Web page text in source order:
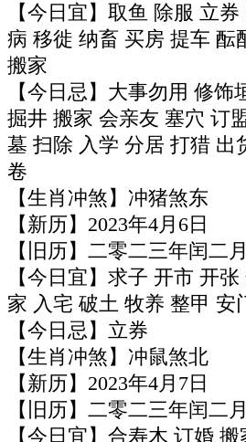
【今日宜】取鱼 除服 立
病 移徙 纳畜 买房 提车 酝
搬家
【今日忌】大事勿用 修饰
掘井 搬家 会亲友 塞穴 订
墓 扫除 入学 分居 打猎 出
卷
【生肖冲煞】冲猪煞东
【新历】2023年4月6日
【旧历】二零二三年闰二
【今日宜】求子 开市 开
家 入宅 破土 牧养 整甲 安
【今日忌】立券
【生肖冲煞】冲鼠煞北
【新历】2023年4月7日
【旧历】二零二三年闰二
【今日宜】合寿木 订婚